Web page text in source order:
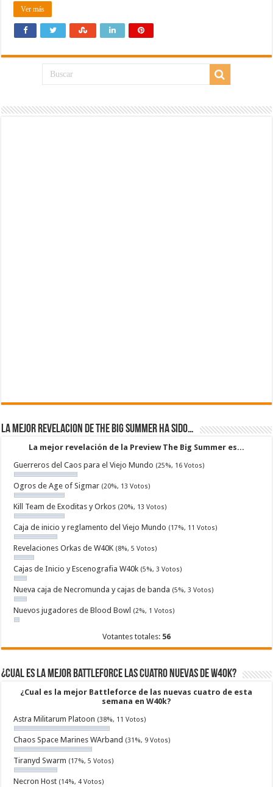
Ver más
La mejor revelacion de The Big Summer ha sido…
La mejor revelación de la Preview The Big Summer es...
Guerreros del Caos para el Viejo Mundo (25%, 16 Votos)
Ogros de Age of Sigmar (20%, 13 Votos)
Kill Team de Exoditas y Orkos (20%, 13 Votos)
Caja de inicio y reglamento del Viejo Mundo (17%, 11 Votos)
Revelaciones Orkas de W40K (8%, 5 Votos)
Cajas de Inicio y Escenografia W40k (5%, 3 Votos)
Nueva caja de Necromunda y cajas de banda (5%, 3 Votos)
Nuevos jugadores de Blood Bowl (2%, 1 Votos)
Votantes totales: 56
¿Cual es la mejor Battleforce las cuatro nuevas de W40k?
¿Cual es la mejor Battleforce de las nuevas cuatro de esta
semana en W40k?
Astra Militarum Platoon (38%, 11 Votos)
Chaos Space Marines WArband (31%, 9 Votos)
Tiranyd Swarm (17%, 5 Votos)
Necron Host (14%, 4 Votos)